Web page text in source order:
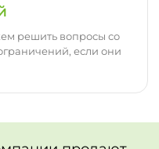
решить вопросы со
если они